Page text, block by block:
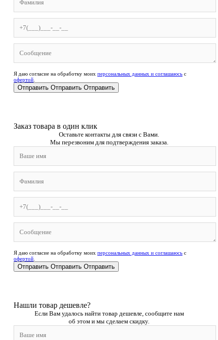
Я даю согласие на обработку моих персональных данных и соглашаюсь с
офертой
Отправить Отправить Отправить
Заказ товара в один клик
Оставьте контакты для связи с Вами.
Мы перезвоним для подтверждения заказа.
Я даю согласие на обработку моих персональных данных и соглашаюсь с
офертой
Отправить Отправить Отправить
Нашли товар дешевле?
Если Вам удалось найти товар дешевле, сообщите нам
об этом и мы сделаем скидку.